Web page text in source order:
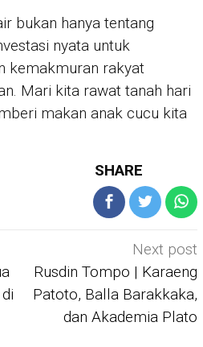
bukan hanya tentang
nyata untuk
kemakmuran rakyat
Mari kita rawat tanah hari
makan anak cucu kita
SHARE
Next post
Rusdin Tompo | Karaeng
Patoto, Balla Barakkaka,
dan Akademia Plato